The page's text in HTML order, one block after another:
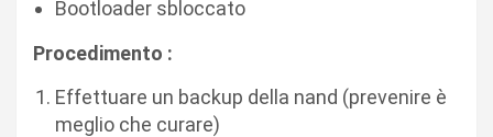
Bootloader sbloccato
Procedimento :
Effettuare un backup della nand (prevenire è
meglio che curare)